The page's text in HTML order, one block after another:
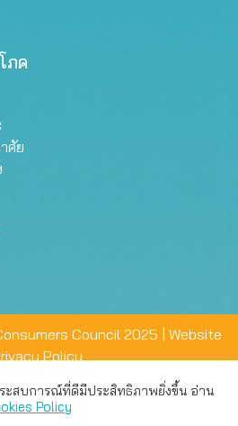
ภค
ศัย
Council 2025 | Website
Policy
ระสบการณ์ที่ดีมีประสิทธิภาพยิ่งขึ้น อ่าน
Policy
ะสบการณ์การใช้งานที่ดีให้แก่ท่าน คุณ
ส่วนตัวได้